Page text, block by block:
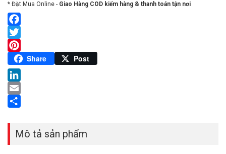
* Đặt Mua Online - Giao Hàng COD kiểm hàng & thanh toán tận nơi
Facebook
Twitter
Pinterest
Share Post
LinkedIn
Email
Mô tả sản phẩm